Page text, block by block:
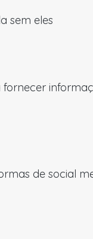
sem eles
de social